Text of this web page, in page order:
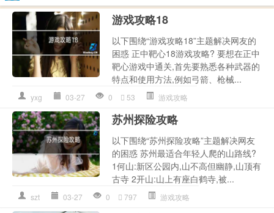
游戏攻略18
以下围绕“游戏攻略18”主题解决网友的
困惑 正中靶心18游戏攻略? 要想在正中
靶心游戏中通关,首先要熟悉各种武器的
特点和使用方法,例如弓箭、枪械...
yxg 03-27 0 53 游戏攻略
苏州探险攻略
以下围绕“苏州探险攻略”主题解决网友
的困惑 苏州最适合年轻人爬的山路线?
1何山:新区公园内,山不高但幽静,山顶有
古寺 2开山:山上有座白鹤寺,被...
szt 03-27 0 797 游戏攻略